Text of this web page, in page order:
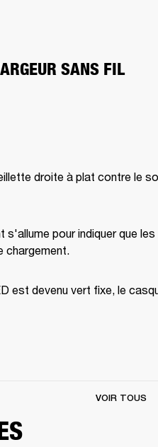
SANS FIL
droite à plat contre le
pour indiquer que les
est devenu vert fixe, le
VOIR TOUS